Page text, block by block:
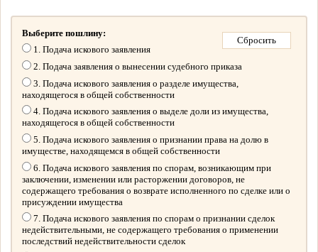
Выберите пошлину:
1. Подача искового заявления
2. Подача заявления о вынесении судебного приказа
3. Подача искового заявления о разделе имущества,
находящегося в общей собственности
4. Подача искового заявления о выделе доли из имущества,
находящегося в общей собственности
5. Подача искового заявления о признании права на долю в
имуществе, находящемся в общей собственности
6. Подача искового заявления по спорам, возникающим при
заключении, изменении или расторжении договоров, не
содержащего требования о возврате исполненного по сделке или о
присуждении имущества
7. Подача искового заявления по спорам о признании сделок
недействительными, не содержащего требования о применении
последствий недействительности сделок